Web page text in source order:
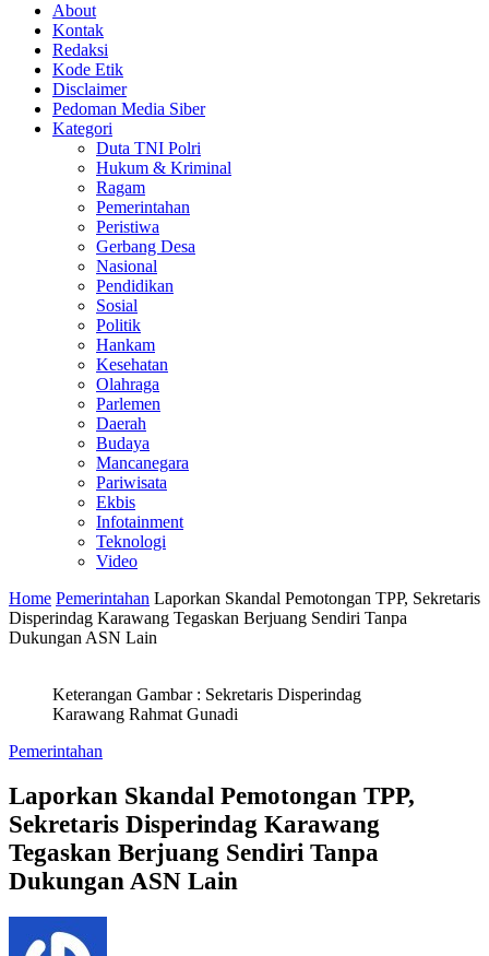
About
Kontak
Redaksi
Kode Etik
Disclaimer
Pedoman Media Siber
Kategori
Duta TNI Polri
Hukum & Kriminal
Ragam
Pemerintahan
Peristiwa
Gerbang Desa
Nasional
Pendidikan
Sosial
Politik
Hankam
Kesehatan
Olahraga
Parlemen
Daerah
Budaya
Mancanegara
Pariwisata
Ekbis
Infotainment
Teknologi
Video
Home Pemerintahan Laporkan Skandal Pemotongan TPP, Sekretaris
Disperindag Karawang Tegaskan Berjuang Sendiri Tanpa
Dukungan ASN Lain
Keterangan Gambar : Sekretaris Disperindag
Karawang Rahmat Gunadi
Pemerintahan
Laporkan Skandal Pemotongan TPP,
Sekretaris Disperindag Karawang
Tegaskan Berjuang Sendiri Tanpa
Dukungan ASN Lain